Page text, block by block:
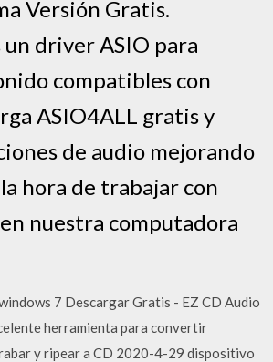
Versión Gratis.
un driver ASIO para
compatibles con
ASIO4ALL gratis y
de audio mejorando
hora de trabajar con
nuestra computadora
7 Descargar Gratis - EZ CD Audio
herramienta para convertir
y ripear a CD 2020-4-29 dispositivo